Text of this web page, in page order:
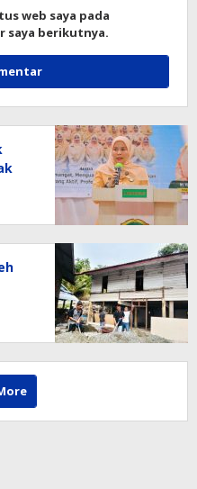
web saya pada
saya berikutnya.